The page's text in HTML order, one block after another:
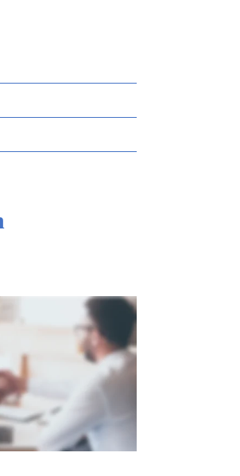
Zeit garantieren. Wir
auf Ihre Fragen zu